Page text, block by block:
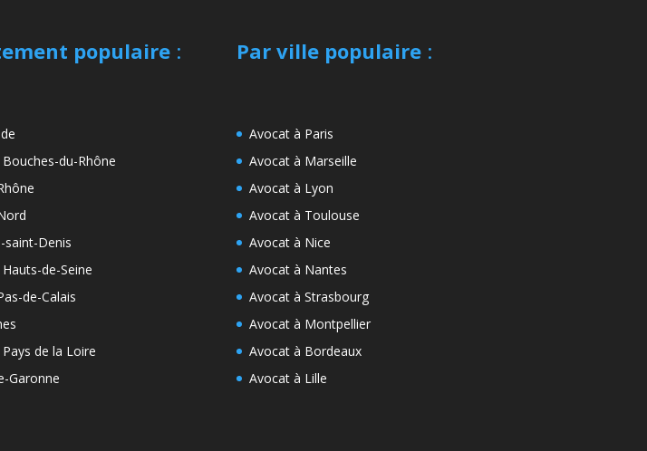
populaire:
du-Rhône
saint-Denis
de-Seine
de-Calais
de la Loire
Garonne
Par ville populaire:
Avocat à Paris
Avocat à Marseille
Avocat à Lyon
Avocat à Toulouse
Avocat à Nice
Avocat à Nantes
Avocat à Strasbourg
Avocat à Montpellier
Avocat à Bordeaux
Avocat à Lille